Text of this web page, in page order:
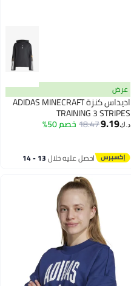
عرض
اديداس كنزة ADIDAS MINECRAFT
TRAINING 3 STRIPES
د.ك‏9.19
18.47خصم 50%
احصل عليه خلال 13 - 14